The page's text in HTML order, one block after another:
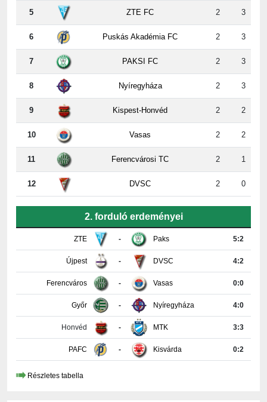
6 Puskás Akadémia FC 2 3
7 PAKSI FC 2 3
8 Nyíregyháza 2 3
9 Kispest-Honvéd 2 2
10 Vasas 2 2
11 Ferencvárosi TC 2 1
12 DVSC 2 0
ZTE - Paks
Újpest DVSC 4:2
Ferencváros Vasas 0:0
Győr Nyíregyháza 4:0
Honvéd MTK 3:3
PAFC Kisvárda 0:2
Részletes tabella